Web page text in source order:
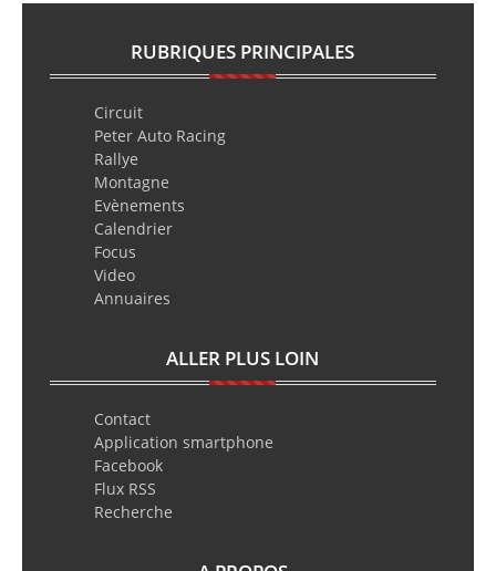
RUBRIQUES PRINCIPALES
Circuit
Peter Auto Racing
Rallye
Montagne
Evènements
Calendrier
Focus
Video
Annuaires
ALLER PLUS LOIN
Contact
Application smartphone
Facebook
Flux RSS
Recherche